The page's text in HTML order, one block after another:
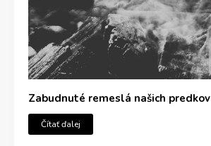
Zabudnuté remeslá našich predkov
Čítať ďalej